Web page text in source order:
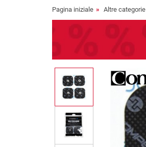
Pagina iniziale Altre categorie